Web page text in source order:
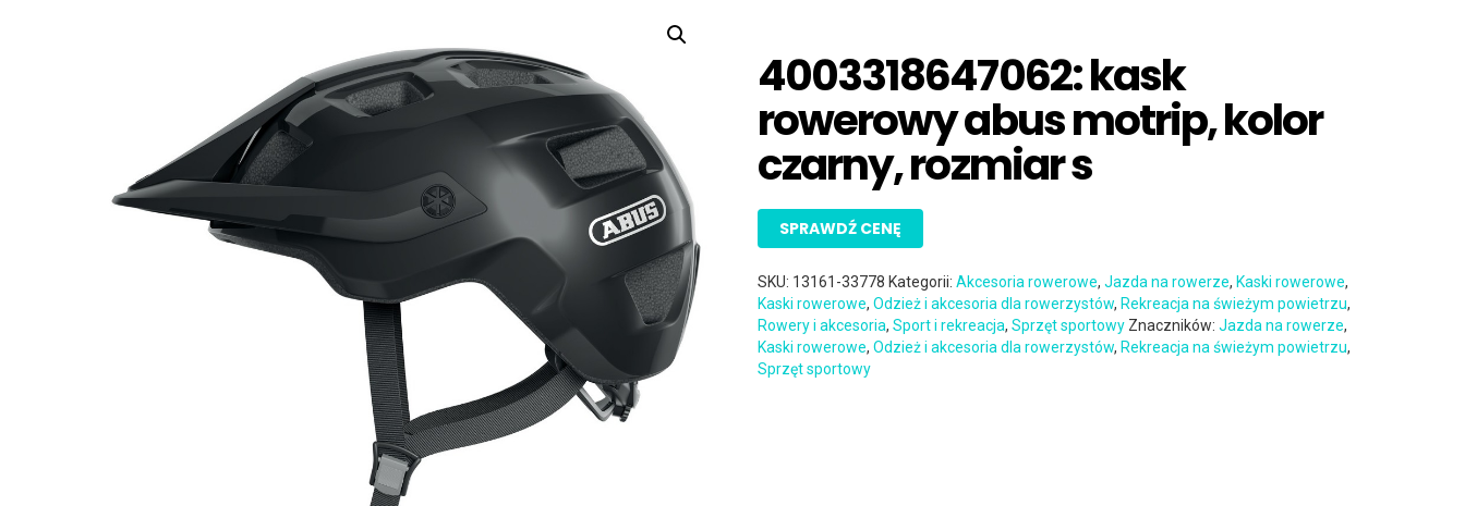
4003318647062: kask
rowerowy abus motrip, kolor
czarny, rozmiar s
SPRAWDŹ CENĘ
SKU: 13161-33778 Kategorii:Akcesoria rowerowe,Jazda na rowerze, Kaski rowerowe,
Kaski rowerowe,Odzież i akcesoria dla rowerzystów, Rekreacja na świeżym powietrzu,
Rowery i akcesoria,Sport i rekreacja,Sprzęt sportowy Znaczników:Jazda na rowerze,
Kaski rowerowe,Odzież i akcesoria dla rowerzystów, Rekreacja na świeżym powietrzu,
Sprzęt sportowy